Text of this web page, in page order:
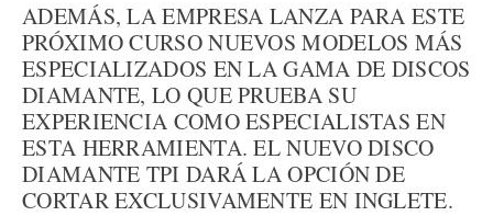
ADEMÁS, LA EMPRESA LANZA PARA ESTE
PRÓXIMO CURSO NUEVOS MODELOS MÁS
ESPECIALIZADOS EN LA GAMA DE DISCOS
DIAMANTE, LO QUE PRUEBA SU
EXPERIENCIA COMO ESPECIALISTAS EN
ESTA HERRAMIENTA. EL NUEVO DISCO
DIAMANTE TPI DARÁ LA OPCIÓN DE
CORTAR EXCLUSIVAMENTE EN INGLETE.